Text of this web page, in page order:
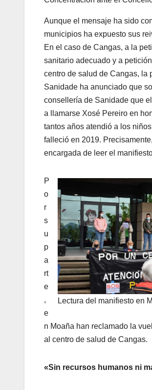
Aunque el mensaje ha sido
municipios ha expuesto sus
En el caso de Cangas, a la
sanitario adecuado y a
centro de salud de Cangas, la
Sanidade ha anunciado que
consellería de Sanidade que
a llamarse Xosé Pereiro en
tantos años atendió a los
falleció en 2019.
encargada de leer el
Lectura del manifiesto en
P
o
r
s
u
p
a
rt
e
,
e
n Moaña han reclamado la
al centro de salud de Cangas.
«Sin recursos humanos ni